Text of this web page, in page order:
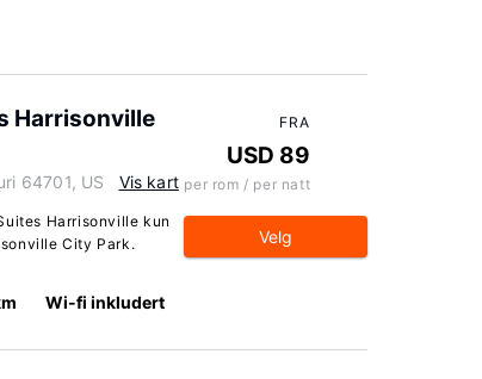
Harrisonville
64701, US Vis kart
Harrisonville kun
City Park.
Wi-fi inkludert
FRA
USD 89
per rom / per natt
Velg